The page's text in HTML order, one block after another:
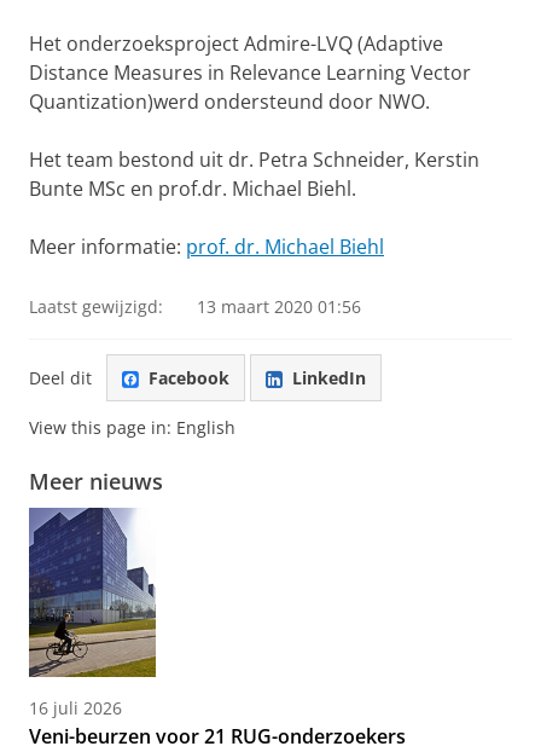
Het onderzoeksproject Admire-LVQ (Adaptive
Distance Measures in Relevance Learning Vector
Quantization)werd ondersteund door NWO.
Het team bestond uit dr. Petra Schneider, Kerstin
Bunte MSc en prof.dr. Michael Biehl.
Meer informatie: prof. dr. Michael Biehl
Laatst gewijzigd: 13 maart 2020 01:56
Deel dit Facebook LinkedIn
View this page in: English
Meer nieuws
16 juli 2026
Veni-beurzen voor 21 RUG-onderzoekers